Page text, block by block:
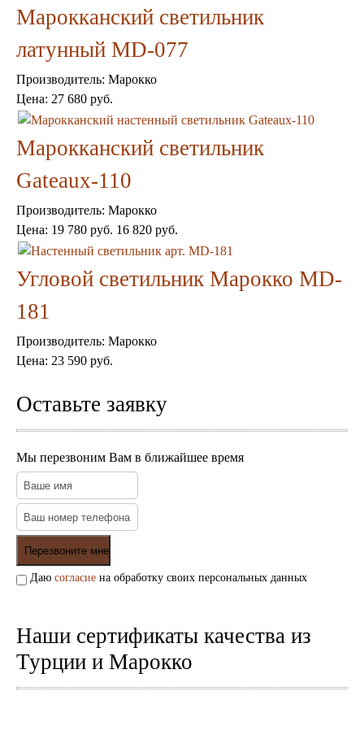
Тарелки и блюда
Пепельницы
Пледы и покрывала
Подушки
Салфетницы
Свечи и подсвечники
Сундуки
Шкатулки
Хлопковые
Шерстяные
Тажины
Наборы чайные и кофейные
Подносы
Сахарницы, конфетницы,
фруктовницы
Пиалы, чаши, салатники
Марокканский светильник
латунный MD-077
Производитель: Марокко
Цена: 27 680 руб.
Марокканский светильник
Gateaux-110
Производитель: Марокко
Цена: 19 780 руб. 16 820 руб.
Угловой светильник Марокко MD-
181
Производитель: Марокко
Цена: 23 590 руб.
Оставьте заявку
Мы перезвоним Вам в ближайшее время
Даю согласие на обработку своих персональных данных
Наши сертификаты качества из
Турции и Марокко